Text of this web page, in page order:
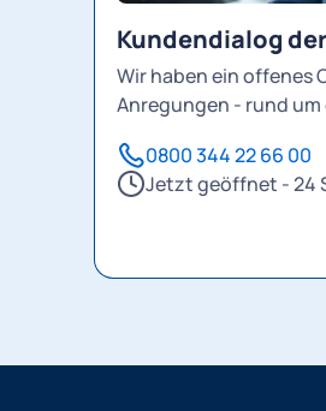
Kundendialog
Wir haben ein offenes
Anregungen - rund um
0800 344 22 66 00
Jetzt geöffnet - 24